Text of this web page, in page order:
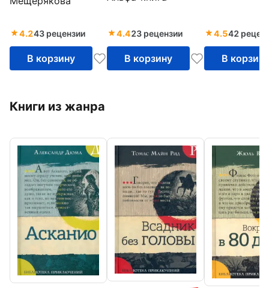
4.243 рецензии
В корзину
4.423 рецензии
В корзину
4.542
В корзину
Книги из жанра